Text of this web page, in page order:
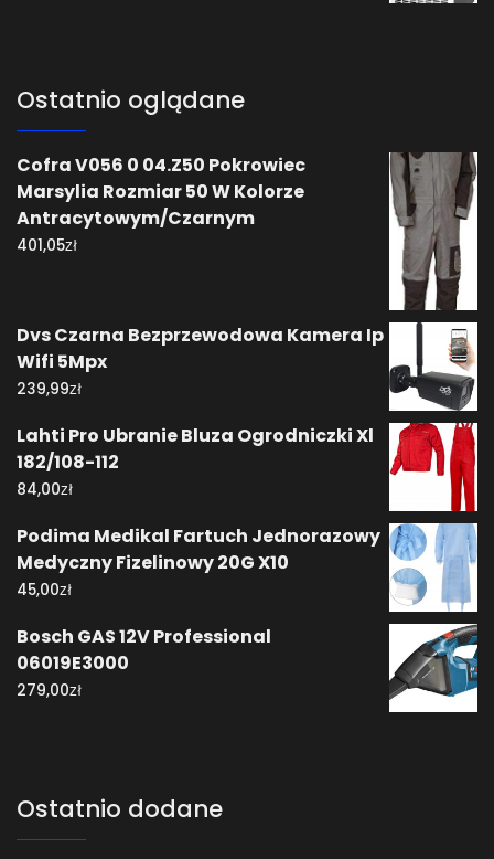
Ostatnio oglądane
Cofra V056 0 04.Z50 Pokrowiec
Marsylia Rozmiar 50 W Kolorze
Antracytowym/Czarnym
401,05zł
Dvs Czarna Bezprzewodowa Kamera Ip
Wifi 5Mpx
239,99zł
Lahti Pro Ubranie Bluza Ogrodniczki Xl
182/108-112
84,00zł
Podima Medikal Fartuch Jednorazowy
Medyczny Fizelinowy 20G X10
45,00zł
Bosch GAS 12V Professional
06019E3000
279,00zł
Ostatnio dodane